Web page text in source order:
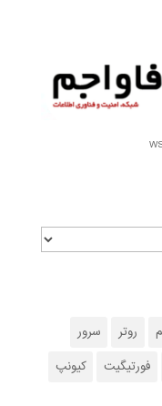
روتر
سرور
فورتیگیت کیونپ